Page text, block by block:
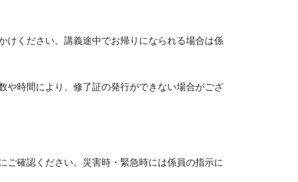
けください。講義途中でお帰りになられる場合は係
や時間により、修了証の発行ができない場合がござ
ご確認ください。災害時・緊急時には係員の指示に